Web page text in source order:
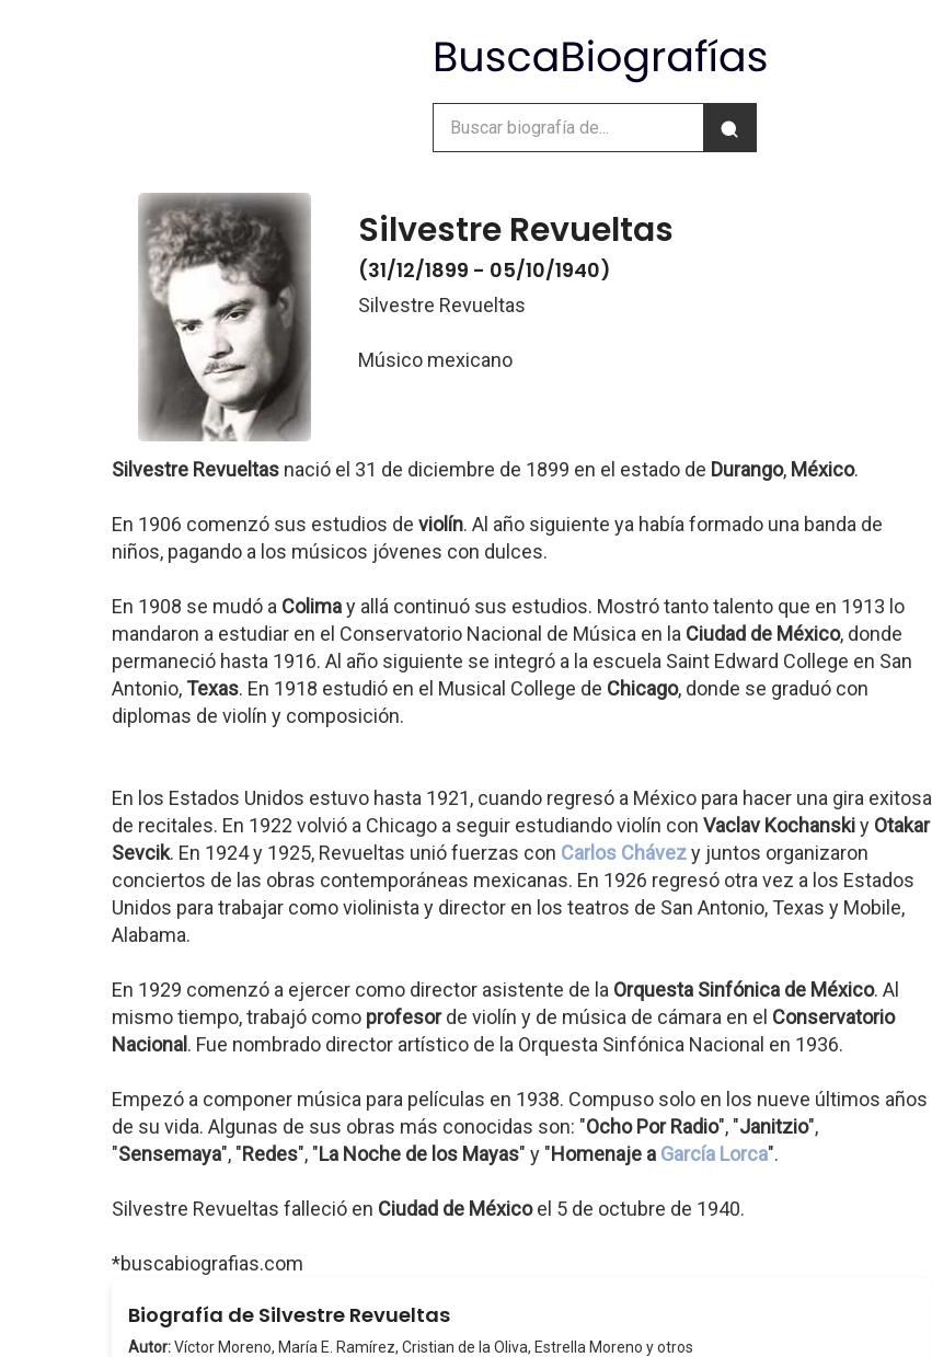
Silvestre Revueltas
(31/12/1899 - 05/10/1940)
Silvestre Revueltas
Músico mexicano
Silvestre Revueltas nació el 31 de diciembre de 1899 en el estado de Durango, México.
En 1906 comenzó sus estudios de violín. Al año siguiente ya había formado una banda de
niños, pagando a los músicos jóvenes con dulces.
En 1908 se mudó a Colimay allá continuó sus estudios. Mostró tanto talento que en 1913 lo
mandaron a estudiar en el Conservatorio Nacional de Música en la Ciudad de México, donde
permaneció hasta 1916. Al año siguiente se integró a la escuela Saint Edward College en San
Antonio, Texas. En 1918 estudió en el Musical College de Chicago, donde se graduó con
diplomas de violín y composición.
En los Estados Unidos estuvo hasta 1921, cuando regresó a México para hacer una gira exitosa
de recitales. En 1922 volvió a Chicago a seguir estudiando violín con Vaclav Kochanskiy Otakar
Sevcik. En 1924 y 1925, Revueltas unió fuerzas con Carlos Chávezy juntos organizaron
conciertos de las obras contemporáneas mexicanas. En 1926 regresó otra vez a los Estados
Unidos para trabajar como violinista y director en los teatros de San Antonio, Texas y Mobile,
Alabama.
En 1929 comenzó a ejercer como director asistente de la Orquesta Sinfónica de México. Al
mismo tiempo, trabajó como profesorde violín y de música de cámara en el Conservatorio
Nacional . Fue nombrado director artístico de la Orquesta Sinfónica Nacional en 1936.
Empezó a componer música para películas en 1938. Compuso solo en los nueve últimos años
de su vida. Algunas de sus obras más conocidas son: "Ocho Por Radio", "Janitzio",
"Sensemaya", "Redes", "La Noche de los Mayas" y "Homenaje a García Lorca".
Silvestre Revueltas falleció en Ciudad de Méxicoel 5 de octubre de 1940.
*buscabiografias.com
Biografía de Silvestre Revueltas
Autor:Víctor Moreno, María E. Ramírez, Cristian de la Oliva, Estrella Moreno y otros